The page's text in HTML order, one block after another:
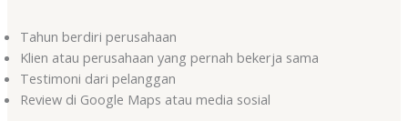
Tahun berdiri perusahaan
Klien atau perusahaan yang pernah bekerja sama
Testimoni dari pelanggan
Review di Google Maps atau media sosial